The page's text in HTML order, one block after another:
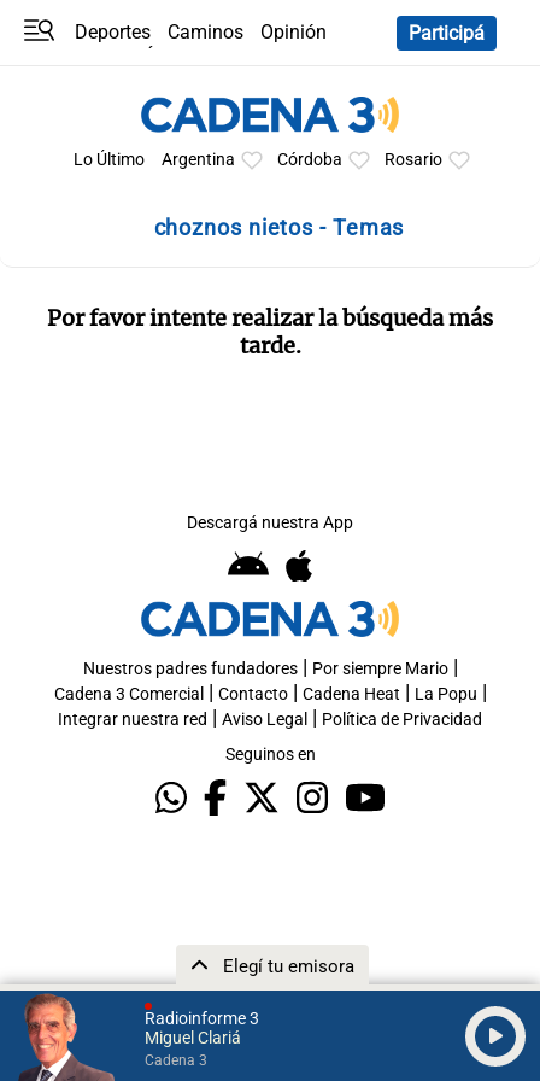
Radioinforme 3
Miguel Clariá
Cadena 3
Elegí tu emisora
Deportes Caminos
Opinión
Participá
Lo Último Argentina Córdoba Rosario
choznos nietos - Temas
Por favor intente realizar la búsqueda más
tarde.
Descargá nuestra App
Nuestros padres fundadores| Por siempre Mario|
Cadena 3 Comercial | Contacto| Cadena Heat | La Popu |
Integrar nuestra red | Aviso Legal | Política de Privacidad
Seguinos en